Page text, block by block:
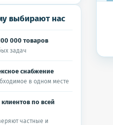
выбирают нас
000 товаров
задач
снабжение
в одном месте
по всей
частные и